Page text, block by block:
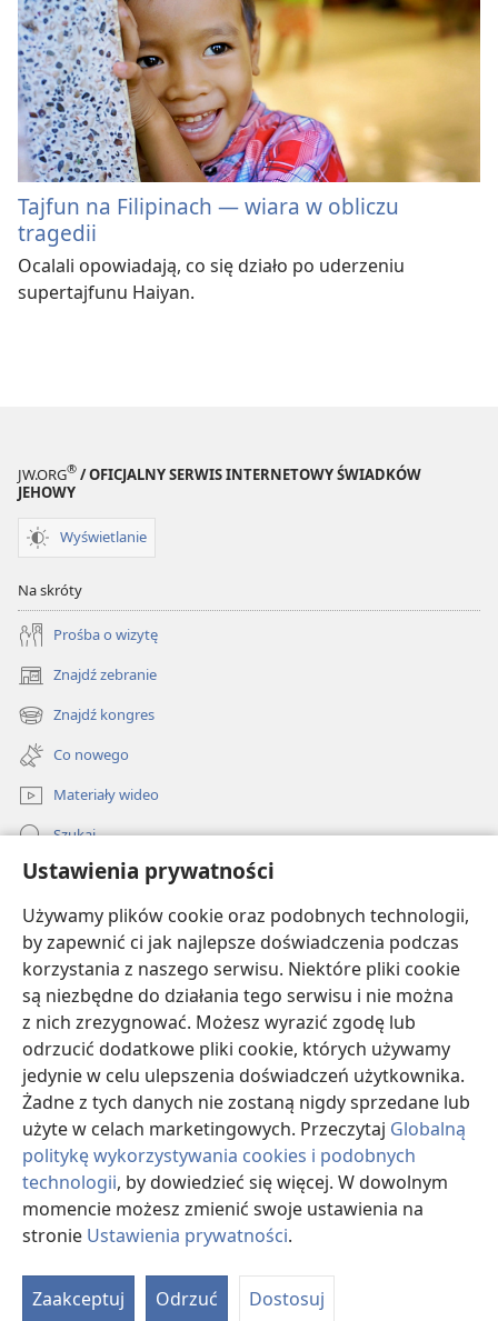
Ustawienia prywatności
Używamy plików cookie oraz podobnych technologii,
by zapewnić ci jak najlepsze doświadczenia podczas
korzystania z naszego serwisu. Niektóre pliki cookie
są niezbędne do działania tego serwisu i nie można
z nich zrezygnować. Możesz wyrazić zgodę lub
odrzucić dodatkowe pliki cookie, których używamy
jedynie w celu ulepszenia doświadczeń użytkownika.
Żadne z tych danych nie zostaną nigdy sprzedane lub
użyte w celach marketingowych. Przeczytaj Globalną
politykę wykorzystywania cookies i podobnych
technologii, by dowiedzieć się więcej. W dowolnym
momencie możesz zmienić swoje ustawienia na
stronie Ustawienia prywatności.
Zaakceptuj Odrzuć Dostosuj
Tajfun na Filipinach — wiara w obliczu
tragedii
Ocalali opowiadają, co się działo po uderzeniu
supertajfunu Haiyan.
JW.ORG® / OFICJALNY SERWIS INTERNETOWY ŚWIADKÓW
JEHOWY
Wyświetlanie
Na skróty
Prośba o wizytę
Znajdź zebranie
(opens
new
window)
Znajdź kongres
(opens
new
window)
Co nowego
Materiały wideo
Szukaj
Pomoc
Darowizny
(opens
new
window)BIBLIOTEKA INTERNETOWA Strażnicy
(opens
new
window)JW Hub®
(opens
new
window)JW Library ®
Copyright© 2026 Watch Tower Bible and Tract Society of Pennsylvania.
WARUNKI UŻYTKOWANIA| POLITYKA PRYWATNOŚCI
PRYWATNOŚCI